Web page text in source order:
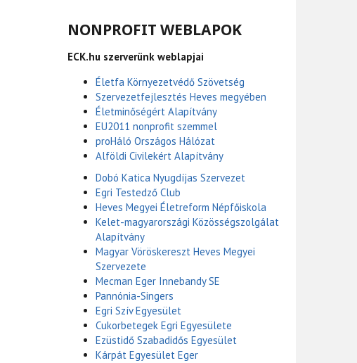
NONPROFIT WEBLAPOK
ECK.hu szerverünk weblapjai
Életfa Környezetvédő Szövetség
Szervezetfejlesztés Heves megyében
Életminőségért Alapítvány
EU2011 nonprofit szemmel
proHáló Országos Hálózat
Alföldi Civilekért Alapítvány
Dobó Katica Nyugdíjas Szervezet
Egri Testedző Club
Heves Megyei Életreform Népfőiskola
Kelet-magyarországi Közösségszolgálat
Alapítvány
Magyar Vöröskereszt Heves Megyei
Szervezete
Mecman Eger Innebandy SE
Pannónia-Singers
Egri Szív Egyesület
Cukorbetegek Egri Egyesülete
Ezüstidő Szabadidős Egyesület
Kárpát Egyesület Eger